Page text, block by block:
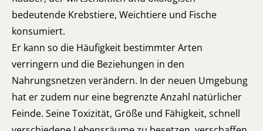
bedeutende Krebstiere, Weichtiere und Fische
konsumiert.
Er kann so die Häufigkeit bestimmter Arten
verringern und die Beziehungen in den
Nahrungsnetzen verändern. In der neuen Umgebung
hat er zudem nur eine begrenzte Anzahl natürlicher
Feinde. Seine Toxizität, Größe und Fähigkeit, schnell